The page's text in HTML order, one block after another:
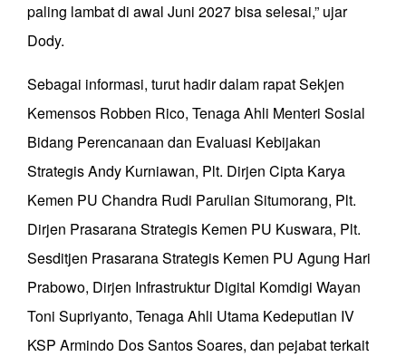
paling lambat di awal Juni 2027 bisa selesai,” ujar
Dody.
Sebagai informasi, turut hadir dalam rapat Sekjen
Kemensos Robben Rico, Tenaga Ahli Menteri Sosial
Bidang Perencanaan dan Evaluasi Kebijakan
Strategis Andy Kurniawan, Plt. Dirjen Cipta Karya
Kemen PU Chandra Rudi Parulian Situmorang, Plt.
Dirjen Prasarana Strategis Kemen PU Kuswara, Plt.
Sesditjen Prasarana Strategis Kemen PU Agung Hari
Prabowo, Dirjen Infrastruktur Digital Komdigi Wayan
Toni Supriyanto, Tenaga Ahli Utama Kedeputian IV
KSP Armindo Dos Santos Soares, dan pejabat terkait